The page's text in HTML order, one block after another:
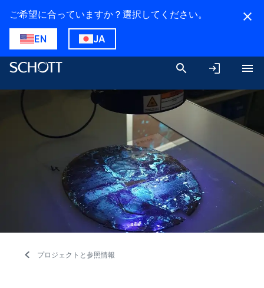
ご希望に合っていますか？選択してください。
EN JA
プロジェクトと参照情報